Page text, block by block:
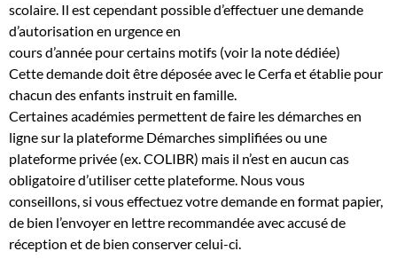
scolaire. Il est cependant possible d’effectuer une demande
d’autorisation en urgence en
cours d’année pour certains motifs (voir la note dédiée)
Cette demande doit être déposée avec le Cerfa et établie pour
chacun des enfants instruit en famille.
Certaines académies permettent de faire les démarches en
ligne sur la plateforme Démarches simplifiées ou une
plateforme privée (ex. COLIBR) mais il n’est en aucun cas
obligatoire d’utiliser cette plateforme. Nous vous
conseillons, si vous effectuez votre demande en format papier,
de bien l’envoyer en lettre recommandée avec accusé de
réception et de bien conserver celui-ci.